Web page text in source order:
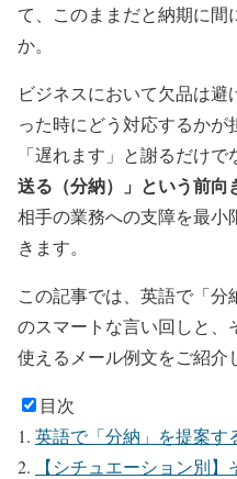
て、このままだと納期に
か。
ビジネスにおいて欠品は避
った時にどう対応するか
「遅れます」と謝るだけで
送る（分納）」という前向
相手の業務への支障を最小
きます。
この記事では、英語で「
のスマートな言い回しと、
使えるメール例文をご紹介
目次
英語で「分納」を提案す
【シチュエーション別